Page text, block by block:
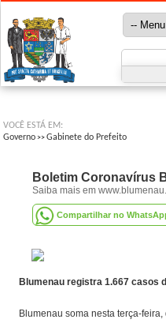
VOCÊ ESTÁ EM:
Governo >>Gabinete do Prefeito
Boletim Coronavírus
Saiba mais em
Compartilhar no
Blumenau registra 1.667 casos
Blumenau soma nesta terça-